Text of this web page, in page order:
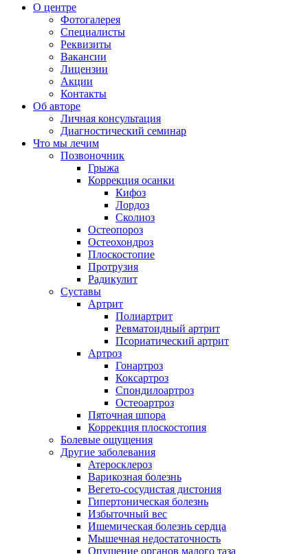
О центре
Фотогалерея
Специалисты
Реквизиты
Вакансии
Лицензии
Акции
Контакты
Об авторе
Личная консультация
Диагностический семинар
Что мы лечим
Позвоночник
Грыжа
Коррекция осанки
Кифоз
Лордоз
Сколиоз
Остеопороз
Остеохондроз
Плоскостопие
Протрузия
Радикулит
Суставы
Артрит
Полиартрит
Ревматоидный артрит
Псориатический артрит
Артроз
Гонартроз
Коксартроз
Спондилоартроз
Остеоартроз
Пяточная шпора
Коррекция плоскостопия
Болевые ощущения
Другие заболевания
Атеросклероз
Варикозная болезнь
Вегето-сосудистая дистония
Гипертоническая болезнь
Избыточный вес
Ишемическая болезнь сердца
Мышечная недостаточность
Опущение органов малого таза